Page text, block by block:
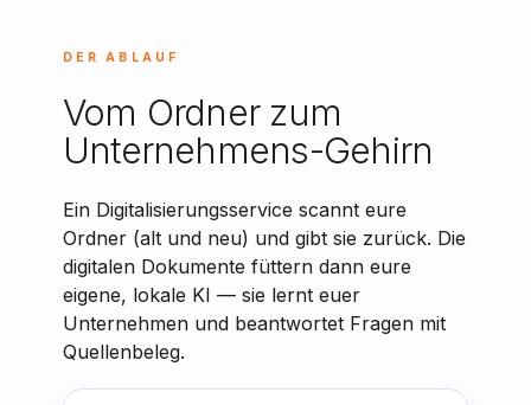
DER ABLAUF
Vom Ordner zum
Unternehmens-Gehirn
Ein Digitalisierungsservice scannt eure
Ordner (alt und neu) und gibt sie zurück. Die
digitalen Dokumente füttern dann eure
eigene, lokale KI — sie lernt euer
Unternehmen und beantwortet Fragen mit
Quellenbeleg.